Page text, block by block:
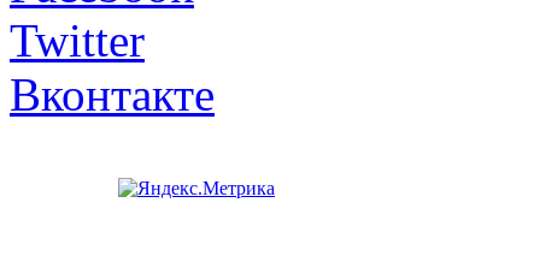
Twitter
Вконтакте